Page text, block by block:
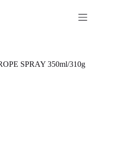
SPRAY 350ml/310g